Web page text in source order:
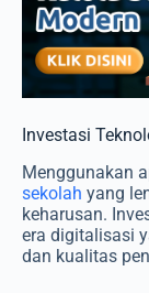
Investasi
Menggunakan
sekolah yang
keharusan.
era digitalisasi
dan kualitas